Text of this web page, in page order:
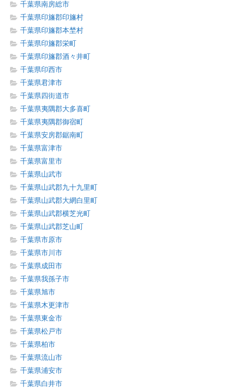
千葉県南房総市
千葉県印旛郡印旛村
千葉県印旛郡本埜村
千葉県印旛郡栄町
千葉県印旛郡酒々井町
千葉県印西市
千葉県君津市
千葉県四街道市
千葉県夷隅郡大多喜町
千葉県夷隅郡御宿町
千葉県安房郡鋸南町
千葉県富津市
千葉県富里市
千葉県山武市
千葉県山武郡九十九里町
千葉県山武郡大網白里町
千葉県山武郡横芝光町
千葉県山武郡芝山町
千葉県市原市
千葉県市川市
千葉県成田市
千葉県我孫子市
千葉県旭市
千葉県木更津市
千葉県東金市
千葉県松戸市
千葉県柏市
千葉県流山市
千葉県浦安市
千葉県白井市